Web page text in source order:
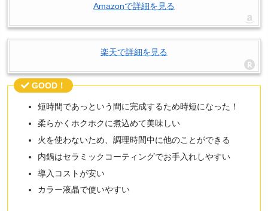
Amazonで詳細を見る
楽天で詳細を見る
GOOD！
短時間であっという間に完成するため時短になった！
柔らかくホクホクに煮込めて美味しい
火を使わないため、調理時間中に他のことができる
内鍋はセラミックコーティングでお手入れしやすい
導入コストが安い
カラー液晶で使いやすい